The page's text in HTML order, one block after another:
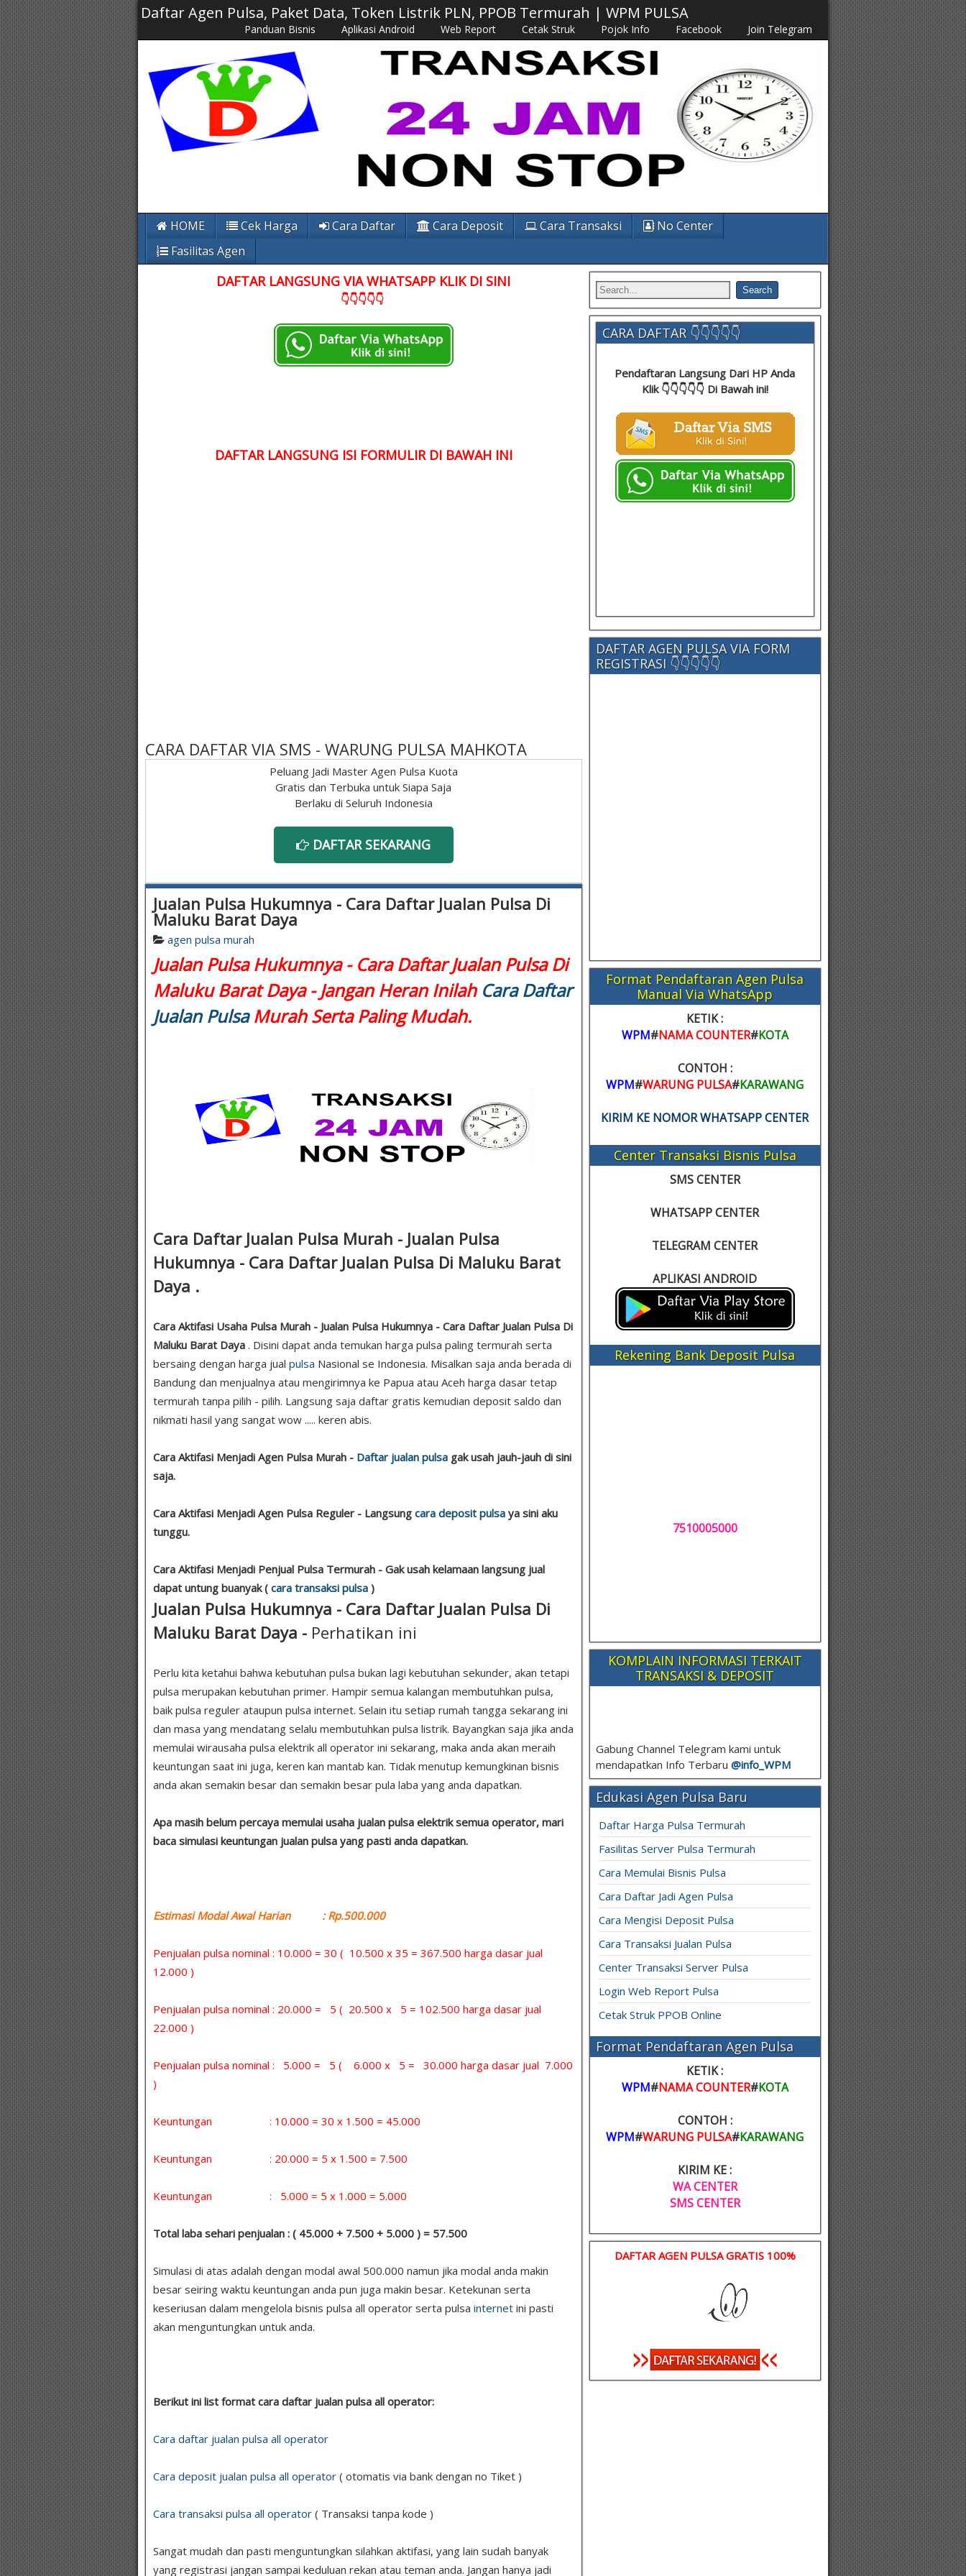
Daftar Agen Pulsa, Paket Data, Token Listrik PLN, PPOB Termurah | WPM PULSA
Panduan Bisnis Aplikasi Android Web Report Cetak Struk Pojok Info Facebook Join Telegram
HOME Cek Harga Cara Daftar Cara Deposit Cara Transaksi
No Center
Fasilitas Agen
DAFTAR LANGSUNG VIA WHATSAPP KLIK DI SINI
👇👇👇👇👇
DAFTAR LANGSUNG ISI FORMULIR DI BAWAH INI
CARA DAFTAR VIA SMS - WARUNG PULSA MAHKOTA
Peluang Jadi Master Agen Pulsa Kuota
Gratis dan Terbuka untuk Siapa Saja
Berlaku di Seluruh Indonesia
DAFTAR SEKARANG
Jualan Pulsa Hukumnya - Cara Daftar Jualan Pulsa Di
Maluku Barat Daya
agen pulsa murah
Jualan Pulsa Hukumnya - Cara Daftar Jualan Pulsa Di
Maluku Barat Daya - Jangan Heran Inilah Cara Daftar
Jualan PulsaMurah Serta Paling Mudah.
Cara Daftar Jualan Pulsa Murah - Jualan Pulsa
Hukumnya - Cara Daftar Jualan Pulsa Di Maluku Barat
Daya .
Cara Aktifasi Usaha Pulsa Murah - Jualan Pulsa Hukumnya - Cara Daftar Jualan Pulsa Di
Maluku Barat Daya . Disini dapat anda temukan harga pulsa paling termurah serta
bersaing dengan harga jual pulsa Nasional se Indonesia. Misalkan saja anda berada di
Bandung dan menjualnya atau mengirimnya ke Papua atau Aceh harga dasar tetap
termurah tanpa pilih - pilih. Langsung saja daftar gratis kemudian deposit saldo dan
nikmati hasil yang sangat wow ..... keren abis.
Cara Aktifasi Menjadi Agen Pulsa Murah - Daftar jualan pulsa gak usah jauh-jauh di sini
saja.
Cara Aktifasi Menjadi Agen Pulsa Reguler - Langsung cara deposit pulsa ya sini aku
tunggu.
Cara Aktifasi Menjadi Penjual Pulsa Termurah - Gak usah kelamaan langsung jual
dapat untung buanyak ( cara transaksi pulsa )
Jualan Pulsa Hukumnya - Cara Daftar Jualan Pulsa Di
Maluku Barat Daya - Perhatikan ini
Perlu kita ketahui bahwa kebutuhan pulsa bukan lagi kebutuhan sekunder, akan tetapi
pulsa merupakan kebutuhan primer. Hampir semua kalangan membutuhkan pulsa,
baik pulsa reguler ataupun pulsa internet. Selain itu setiap rumah tangga sekarang ini
dan masa yang mendatang selalu membutuhkan pulsa listrik. Bayangkan saja jika anda
memulai wirausaha pulsa elektrik all operator ini sekarang, maka anda akan meraih
keuntungan saat ini juga, keren kan mantab kan. Tidak menutup kemungkinan bisnis
anda akan semakin besar dan semakin besar pula laba yang anda dapatkan.
Apa masih belum percaya memulai usaha jualan pulsa elektrik semua operator, mari
baca simulasi keuntungan jualan pulsa yang pasti anda dapatkan.
Estimasi Modal Awal Harian : Rp.500.000
Penjualan pulsa nominal : 10.000 = 30 ( 10.500 x 35 = 367.500 harga dasar jual
12.000 )
Penjualan pulsa nominal : 20.000 = 5 ( 20.500 x 5 = 102.500 harga dasar jual
22.000 )
Penjualan pulsa nominal : 5.000 = 5 ( 6.000 x 5 = 30.000 harga dasar jual 7.000
)
Keuntungan : 10.000 = 30 x 1.500 = 45.000
Keuntungan : 20.000 = 5 x 1.500 = 7.500
Keuntungan : 5.000 = 5 x 1.000 = 5.000
Total laba sehari penjualan : ( 45.000 + 7.500 + 5.000 ) = 57.500
Simulasi di atas adalah dengan modal awal 500.000 namun jika modal anda makin
besar seiring waktu keuntungan anda pun juga makin besar. Ketekunan serta
keseriusan dalam mengelola bisnis pulsa all operator serta pulsa internet ini pasti
akan menguntungkan untuk anda.
Berikut ini list format cara daftar jualan pulsa all operator:
Cara daftar jualan pulsa all operator
Cara deposit jualan pulsa all operator ( otomatis via bank dengan no Tiket )
Cara transaksi pulsa all operator ( Transaksi tanpa kode )
Sangat mudah dan pasti menguntungkan silahkan aktifasi, yang lain sudah banyak
yang registrasi jangan sampai keduluan rekan atau teman anda. Jangan hanya jadi
CARA DAFTAR 👇👇👇👇👇
Pendaftaran Langsung Dari HP Anda
Klik 👇👇👇👇👇 Di Bawah ini!
DAFTAR AGEN PULSA VIA FORM
REGISTRASI 👇👇👇👇👇
Format Pendaftaran Agen Pulsa
Manual Via WhatsApp
KETIK :
WPM#NAMA COUNTER#KOTA
CONTOH :
WPM#WARUNG PULSA#KARAWANG
KIRIM KE NOMOR WHATSAPP CENTER
Center Transaksi Bisnis Pulsa
SMS CENTER
WHATSAPP CENTER
TELEGRAM CENTER
APLIKASI ANDROID
Rekening Bank Deposit Pulsa
7510005000
KOMPLAIN INFORMASI TERKAIT
TRANSAKSI & DEPOSIT
Gabung Channel Telegram kami untuk
mendapatkan Info Terbaru @info_ WPM
Edukasi Agen Pulsa Baru
Daftar Harga Pulsa Termurah
Fasilitas Server Pulsa Termurah
Cara Memulai Bisnis Pulsa
Cara Daftar Jadi Agen Pulsa
Cara Mengisi Deposit Pulsa
Cara Transaksi Jualan Pulsa
Center Transaksi Server Pulsa
Login Web Report Pulsa
Cetak Struk PPOB Online
Format Pendaftaran Agen Pulsa
KETIK :
WPM#NAMA COUNTER#KOTA
CONTOH :
WPM#WARUNG PULSA#KARAWANG
KIRIM KE :
WA CENTER
SMS CENTER
DAFTAR AGEN PULSA GRATIS 100%